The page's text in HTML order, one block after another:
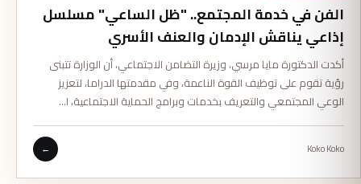
الفن في خدمة المجتمع.. "ظل الساعي" مسلسل
إذاعي يناقش الإدمان والعنف الأسري
أكدت الدكتورة مايا مرسي، وزيرة التضامن الاجتماعي، أن الوزارة تتبنى
رؤية تقوم على توظيف القوة الناعمة، وفي مقدمتها الدراما، لتعزيز
الوعي المجتمعي والتعريف بخدمات وبرامج الحماية الاجتماعية، ا…
Koko Koko
←